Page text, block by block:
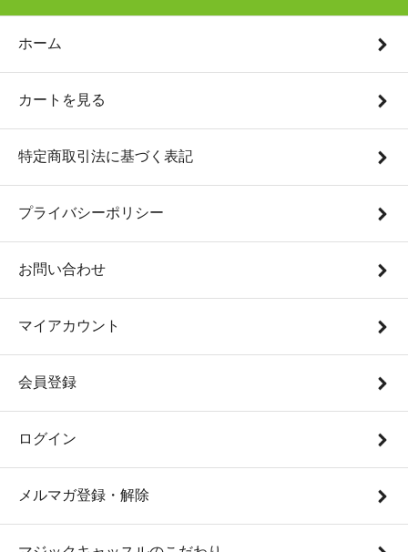
ホーム
カートを見る
特定商取引法に基づく表記
プライバシーポリシー
お問い合わせ
マイアカウント
会員登録
ログイン
メルマガ登録・解除